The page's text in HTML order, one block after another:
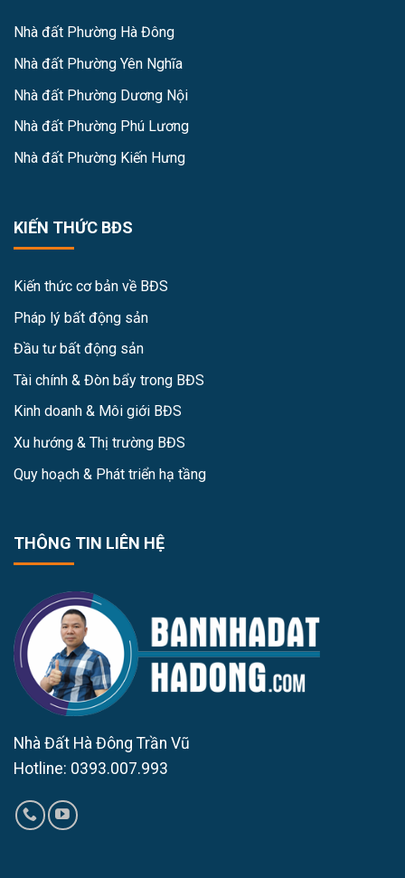
Nhà đất Phường Hà Đông
Nhà đất Phường Yên Nghĩa
Nhà đất Phường Dương Nội
Nhà đất Phường Phú Lương
Nhà đất Phường Kiến Hưng
KIẾN THỨC BĐS
Kiến thức cơ bản về BĐS
Pháp lý bất động sản
Đầu tư bất động sản
Tài chính & Đòn bẩy trong BĐS
Kinh doanh & Môi giới BĐS
Xu hướng & Thị trường BĐS
Quy hoạch & Phát triển hạ tầng
THÔNG TIN LIÊN HỆ
Nhà Đất Hà Đông Trần Vũ
Hotline: 0393.007.993